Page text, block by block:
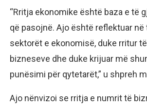
“Rritja ekonomike është baza e të
që pasojnë. Ajo është reflektuar në
sektorët e ekonomisë, duke rritur
bizneseve dhe duke krijuar më
punësimi për qytetarët,” u shpreh
Ajo nënvizoi se rritja e numrit të